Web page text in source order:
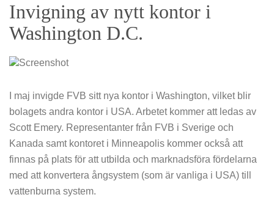
Invigning av nytt kontor i
Washington D.C.
I maj invigde FVB sitt nya kontor i Washington, vilket blir
bolagets andra kontor i USA. Arbetet kommer att ledas av
Scott Emery. Representanter från FVB i Sverige och
Kanada samt kontoret i Minneapolis kommer också att
finnas på plats för att utbilda och marknadsföra fördelarna
med att konvertera ångsystem (som är vanliga i USA) till
vattenburna system.